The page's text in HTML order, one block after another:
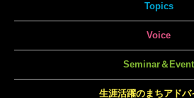
Topics
Voice
Seminar＆Event
生涯活躍のまちアドバ